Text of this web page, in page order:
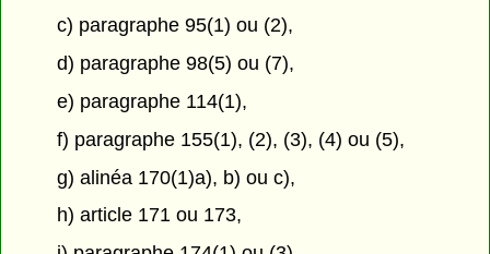
c) paragraphe 95(1) ou (2),
d) paragraphe 98(5) ou (7),
e) paragraphe 114(1),
f) paragraphe 155(1), (2), (3), (4) ou (5),
g) alinéa 170(1)a), b) ou c),
h) article 171 ou 173,